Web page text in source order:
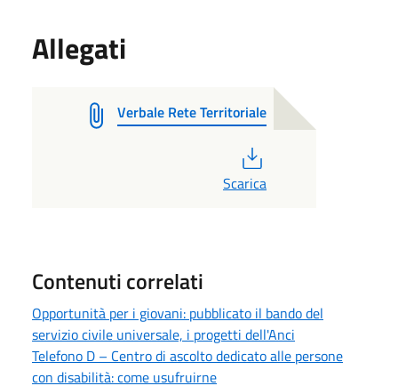
Allegati
Verbale Rete Territoriale
Scarica
Contenuti correlati
Opportunità per i giovani: pubblicato il bando del
servizio civile universale, i progetti dell'Anci
Telefono D – Centro di ascolto dedicato alle persone
con disabilità: come usufruirne